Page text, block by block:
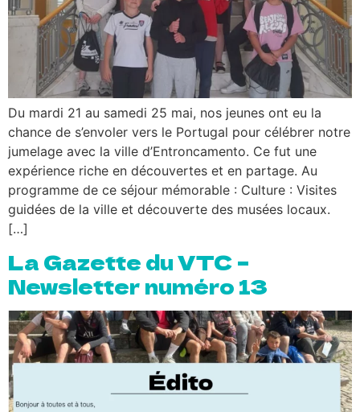
Du mardi 21 au samedi 25 mai, nos jeunes ont eu la
chance de s’envoler vers le Portugal pour célébrer notre
jumelage avec la ville d’Entroncamento. Ce fut une
expérience riche en découvertes et en partage. Au
programme de ce séjour mémorable : Culture : Visites
guidées de la ville et découverte des musées locaux.
[…]
La Gazette du VTC –
Newsletter numéro 13